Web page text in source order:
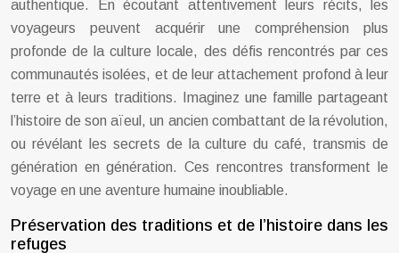
authentique. En écoutant attentivement leurs récits, les
voyageurs peuvent acquérir une compréhension plus
profonde de la culture locale, des défis rencontrés par ces
communautés isolées, et de leur attachement profond à leur
terre et à leurs traditions. Imaginez une famille partageant
l’histoire de son aïeul, un ancien combattant de la révolution,
ou révélant les secrets de la culture du café, transmis de
génération en génération. Ces rencontres transforment le
voyage en une aventure humaine inoubliable.
Préservation des traditions et de l’histoire dans les
refuges